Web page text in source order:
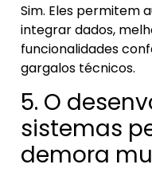
Sim. Eles permitem
integrar dados,
funcionalidades
gargalos técnicos.
5. O
sistemas
demora